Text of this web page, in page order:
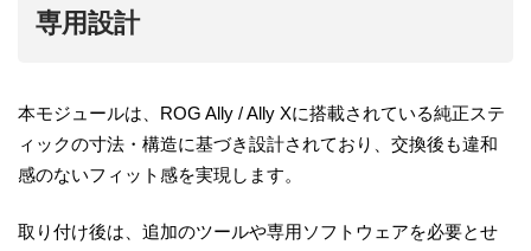
専用設計
本モジュールは、ROG Ally / Ally Xに搭載されている純正ステ
ィックの寸法・構造に基づき設計されており、交換後も違和
感のないフィット感を実現します。
取り付け後は、追加のツールや専用ソフトウェアを必要とせ